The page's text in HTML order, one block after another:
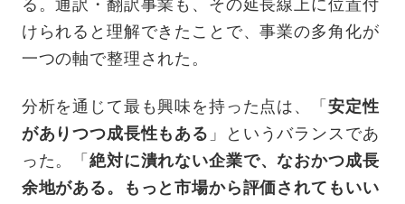
る。通訳・翻訳事業も、その延長線上に位置付
けられると理解できたことで、事業の多角化が
一つの軸で整理された。
分析を通じて最も興味を持った点は、「 安定性
がありつつ成長性もある 」というバランスであ
った。「絶対に潰れない企業で、なおかつ成長
余地がある。もっと市場から評価されてもいい